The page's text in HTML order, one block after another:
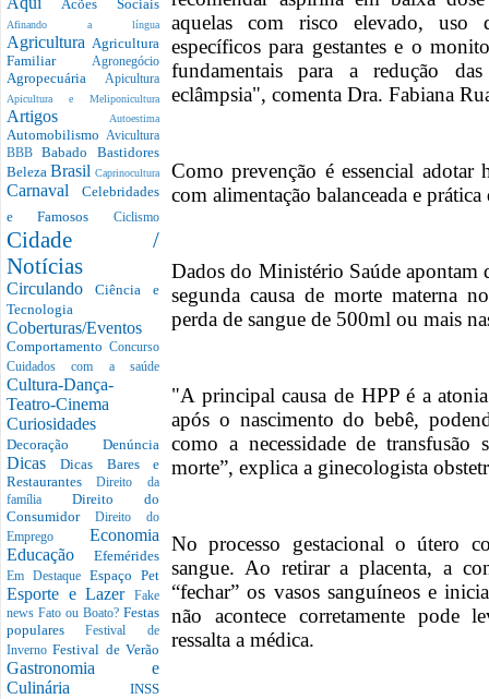
Acões Sociais
Afinando a língua
Agricultura Agricultura
Familiar Agronegócio
Agropecuária Apicultura
Apicultura e Meliponicultura
Artigos Autoestima
Automobilismo Avicultura
BBBBabado Bastidores
Beleza Brasil Caprinocultura
Carnaval Celebridades
e Famosos Ciclismo
Cidade /
Notícias
CirculandoCiência e
Tecnologia
Coberturas/Eventos
Comportamento Concurso
Cuidados com a saúde
Cultura-Dança-
Teatro-Cinema
Curiosidades
Decoração Denúncia
DicasDicas Bares e
RestaurantesDireito da
família Direito do
Consumidor Direito do
Emprego Economia
Educação Efemérides
Em Destaque Espaço Pet
Esporte e Lazer
Fake
news Fato ou Boato? Festas
popularesFestival de
InvernoFestival de Verão
Gastronomia e
Culinária INSS
aquelas com risco elevado, uso
específicos para gestantes e o
fundamentais para a redução
eclâmpsia", comenta Dra. Fabiana
Como prevenção é essencial adotar
com alimentação balanceada e
Dados do Ministério Saúde apontam
segunda causa de morte materna
perda de sangue de 500ml ou mais
"A principal causa de HPP é a
após o nascimento do bebê,
como a necessidade de
morte”, explica a ginecologista
No processo gestacional o útero
sangue. Ao retirar a placenta, a
“fechar” os vasos sanguíneos e
não acontece corretamente pode
ressalta a médica.